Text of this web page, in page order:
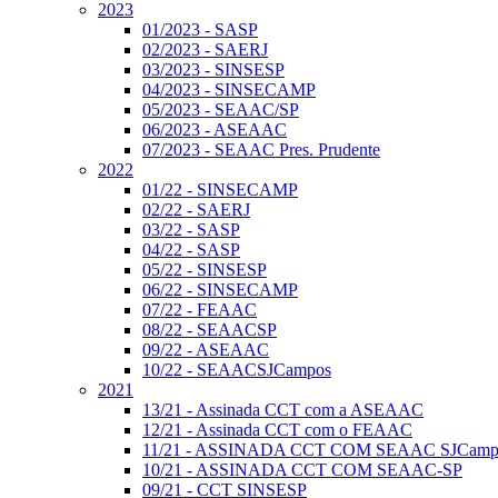
2023
01/2023 - SASP
02/2023 - SAERJ
03/2023 - SINSESP
04/2023 - SINSECAMP
05/2023 - SEAAC/SP
06/2023 - ASEAAC
07/2023 - SEAAC Pres. Prudente
2022
01/22 - SINSECAMP
02/22 - SAERJ
03/22 - SASP
04/22 - SASP
05/22 - SINSESP
06/22 - SINSECAMP
07/22 - FEAAC
08/22 - SEAACSP
09/22 - ASEAAC
10/22 - SEAACSJCampos
2021
13/21 - Assinada CCT com a ASEAAC
12/21 - Assinada CCT com o FEAAC
11/21 - ASSINADA CCT COM SEAAC
10/21 - ASSINADA CCT COM SEAAC-SP
09/21 - CCT SINSESP